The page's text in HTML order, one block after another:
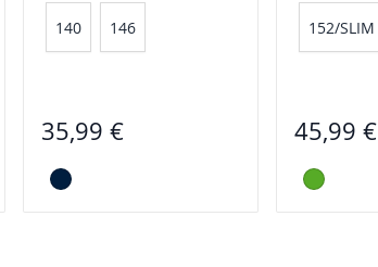
158/SLIM140 146
35,99 €
152/SLIM
45,99 €